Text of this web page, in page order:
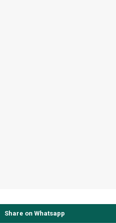
Share on Whatsapp